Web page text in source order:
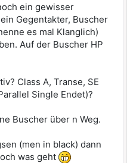
ein gewisser
Gegentakter, Buscher
es mal Klanglich)
Auf der Buscher HP
Class A, Transe, SE
Single Endet)?
Buscher über n Weg.
(men in black) dann
was geht